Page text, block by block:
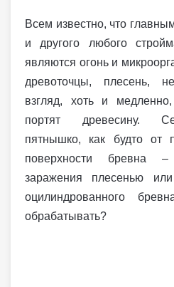
Всем известно, что
и другого любого
являются огонь и
древоточцы, плесень,
взгляд, хоть и
портят древесину.
пятнышко, как будто от
поверхности бревна –
заражения плесенью
оцилиндрованного
обрабатывать?